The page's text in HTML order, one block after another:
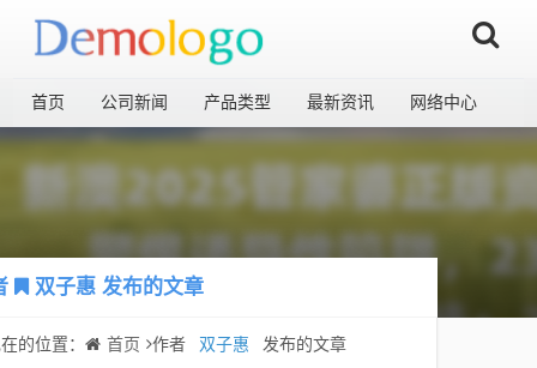
首页 公司新闻 产品类型 最新资讯 网络中心
双子惠发布的文章
的位置： 首页 作者 双子惠 发布的文章